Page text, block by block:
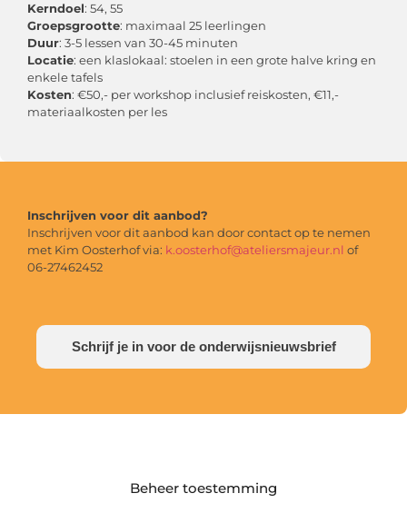
Beheer toestemming
Kerndoel: 54, 55
Groepsgrootte: maximaal 25 leerlingen
Duur: 3-5 lessen van 30-45 minuten
Locatie: een klaslokaal: stoelen in een grote halve kring en
enkele tafels
Kosten: €50,- per workshop inclusief reiskosten, €11,-
materiaalkosten per les
Inschrijven voor dit aanbod?
Inschrijven voor dit aanbod kan door contact op te nemen
met Kim Oosterhof via: k.oosterhof@ateliersmajeur.nl of
06-27462452
Schrijf je in voor de onderwijsnieuwsbrief